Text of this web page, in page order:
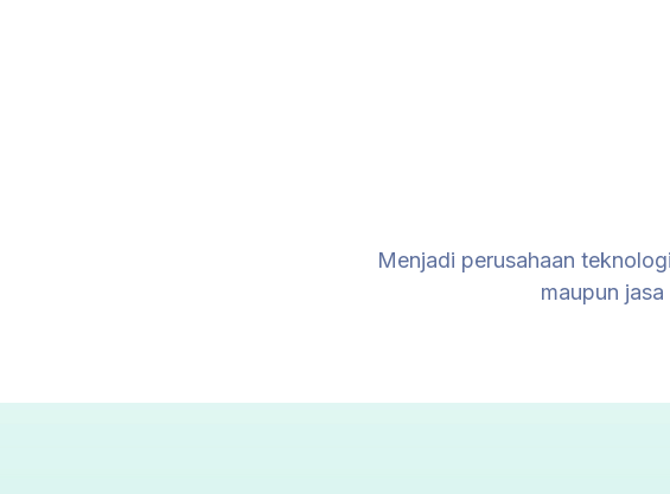
Menjadi perusahaan
maupun